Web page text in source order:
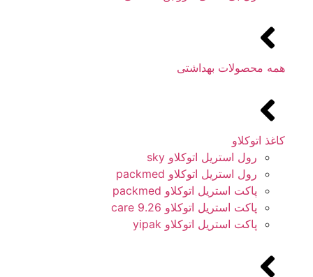
همه محصولات بهداشتی
کاغذ اتوکلاو
رول استریل اتوکلاو sky
رول استریل اتوکلاو packmed
پاکت استریل اتوکلاو packmed
پاکت استریل اتوکلاو 9.26 care
پاکت استریل اتوکلاو yipak